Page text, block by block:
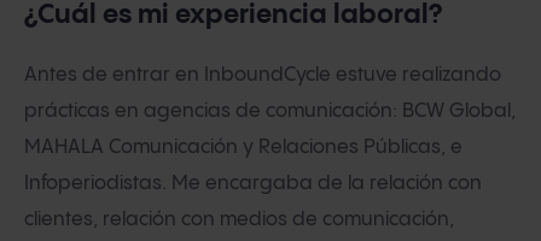
¿Cuál es mi experiencia laboral?
Antes de entrar en InboundCycle estuve realizando
prácticas en agencias de comunicación: BCW Global,
MAHALA Comunicación y Relaciones Públicas, e
Infoperiodistas. Me encargaba de la relación con
clientes, relación con medios de comunicación,